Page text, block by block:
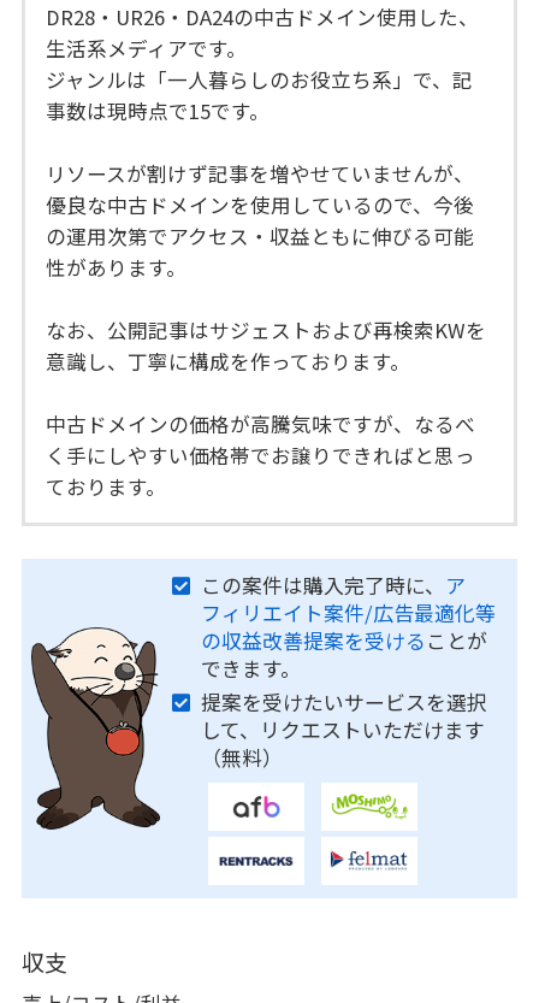
DR28・UR26・DA24の中古ドメイン使用した、
生活系メディアです。
ジャンルは「一人暮らしのお役立ち系」で、記
事数は現時点で15です。
リソースが割けず記事を増やせていませんが、
優良な中古ドメインを使用しているので、今後
の運用次第でアクセス・収益ともに伸びる可能
性があります。
なお、公開記事はサジェストおよび再検索KWを
意識し、丁寧に構成を作っております。
中古ドメインの価格が高騰気味ですが、なるべ
く手にしやすい価格帯でお譲りできればと思っ
ております。
この案件は購入完了時に、 ア
フィリエイト案件/広告最適化等
の収益改善提案を受ける ことが
できます。
提案を受けたいサービスを選択
して、リクエストいただけます
（無料）
収支